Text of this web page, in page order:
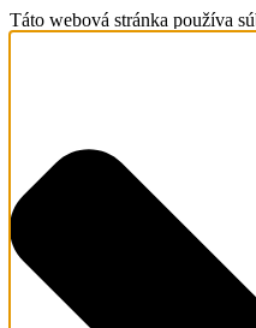
Táto webová stránka používa